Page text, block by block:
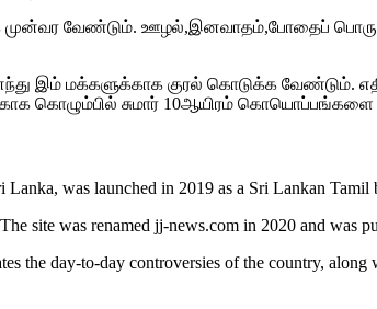
வேண்டும். ஊழல்,இனவாதம்,போதைப்
இம் மக்களுக்காக குரல் கொடுக்க
சுமார் 10ஆயிரம் கொயொப்பங்களை
was launched in 2019 as a Sri Lankan Tamil
site was renamed jj-news.com in 2020 and was
the day-to-day controversies of the country,